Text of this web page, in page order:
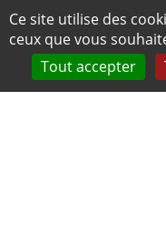
Panneau de gestion des
Ce site utilise des
ceux que vous
Tout accepter